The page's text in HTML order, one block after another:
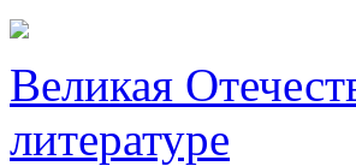
Великая
литературе